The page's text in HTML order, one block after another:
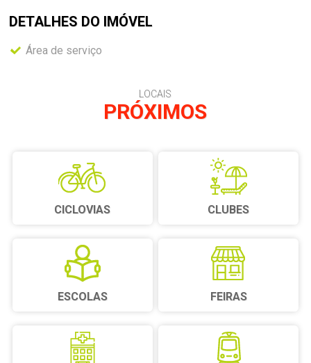
DETALHES DO IMÓVEL
Área de serviço
LOCAIS
PRÓXIMOS
CICLOVIAS CLUBES
ESCOLAS FEIRAS